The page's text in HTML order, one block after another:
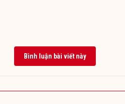
Bình luận bài viết này